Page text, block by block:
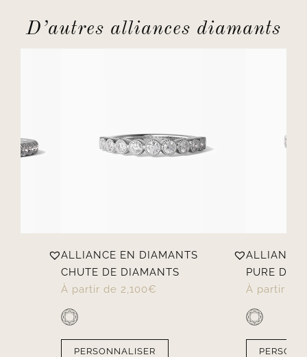
D’autres alliances diamants
ALLIANCE EN DIAMANTS
CHUTE DE DIAMANTS
À partir de 2,100€
PERSONNALISER
ALLIANCE
PURE
À partir de